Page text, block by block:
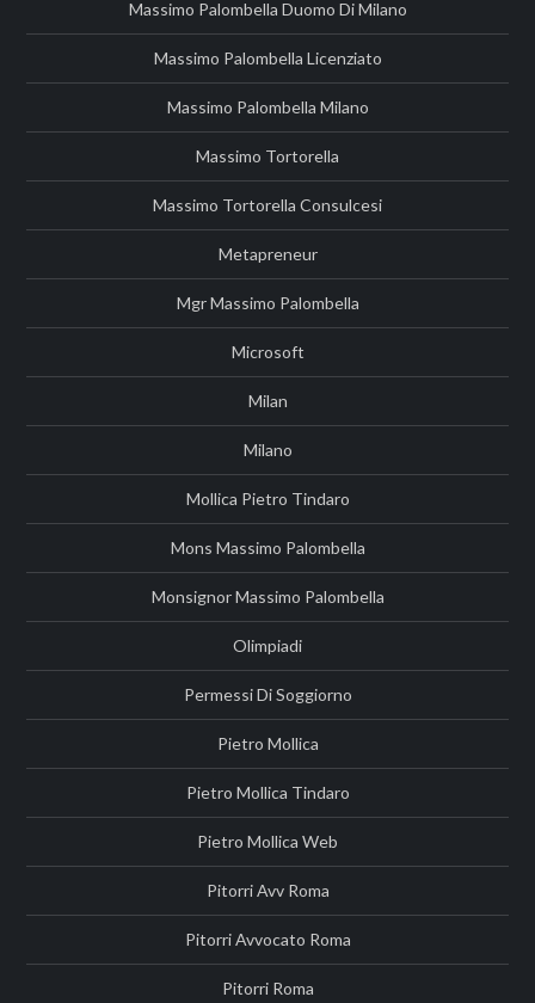
Massimo Palombella Duomo Di Milano
Massimo Palombella Licenziato
Massimo Palombella Milano
Massimo Tortorella
Massimo Tortorella Consulcesi
Metapreneur
Mgr Massimo Palombella
Microsoft
Milan
Milano
Mollica Pietro Tindaro
Mons Massimo Palombella
Monsignor Massimo Palombella
Olimpiadi
Permessi Di Soggiorno
Pietro Mollica
Pietro Mollica Tindaro
Pietro Mollica Web
Pitorri Avv Roma
Pitorri Avvocato Roma
Pitorri Roma